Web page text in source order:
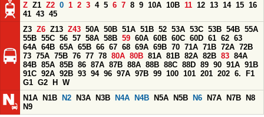
Z Z1 Z2 0 1 2 3 4 5 6 7 8 9 10A 10B 11 12 13 14 15 16
41 43 45
Z3 Z6 Z13 Z43 50A 50B 51A 51B 52 53A 53C 53B 54B 55A
55B 55C 56 57 58A 58B 59 60A 60B 60C 60D 61 62 63
64A 64B 65A 65B 66 67 68 69A 69B 70 71A 71B 72A 72B
73 75A 75B 76 77 78 80A 80B 81A 81B 82A 82B 83 84A
84B 85A 85B 86 87A 87B 88A 88B 88C 88D 89 90 91A 91B
91C 92A 92B 93 94 96 97A 97B 99 100 101 201 202 6.
F1
G1 G2 H
W
N1A
N1B N2 N3A N3B N4A N4B N5A N5B N6 N7A N7B
N8
N9